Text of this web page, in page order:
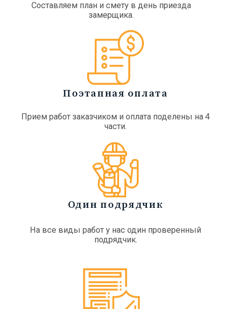
Составляем план и смету в день приезда
замерщика.
Поэтапная оплата
Прием работ заказчиком и оплата поделены на 4
части.
Один подрядчик
На все виды работ у нас один проверенный
подрядчик.